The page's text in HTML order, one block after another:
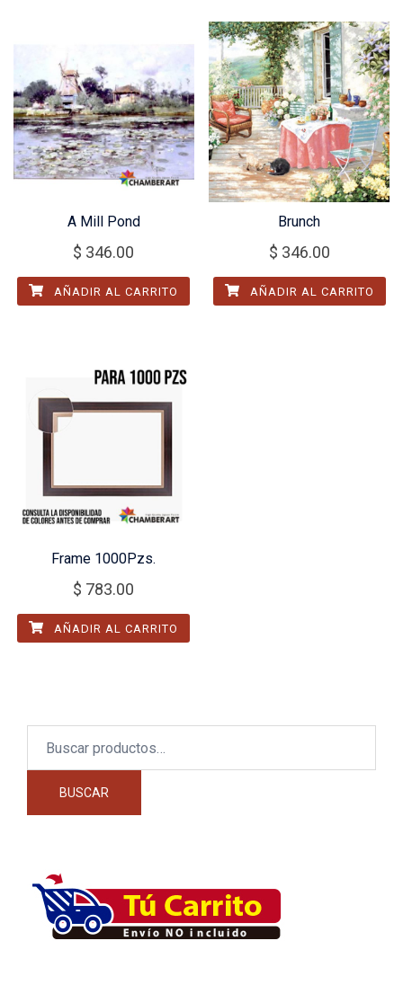
A Mill Pond
$ 346.00
AÑADIR AL CARRITO
Brunch
$ 346.00
AÑADIR AL CARRITO
Frame 1000Pzs.
$ 783.00
AÑADIR AL CARRITO
BUSCAR